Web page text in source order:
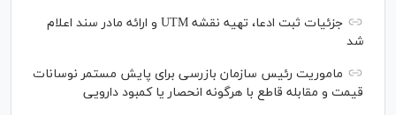
جزئیات ثبت ادعا، تهیه نقشه UTM و ارائه مادر سند اعلام
شد
ماموریت رئیس سازمان بازرسی برای پایش مستمر نوسانات
قیمت و مقابله قاطع با هرگونه انحصار یا کمبود دارویی